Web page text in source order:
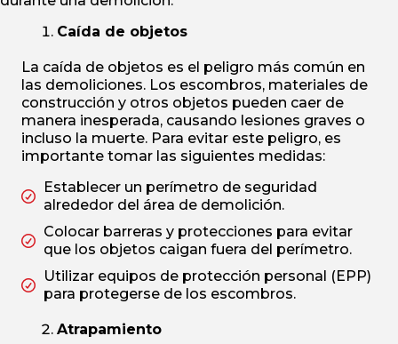
Caída de objetos
La caída de objetos es el peligro más común en
las demoliciones. Los escombros, materiales de
construcción y otros objetos pueden caer de
manera inesperada, causando lesiones graves o
incluso la muerte. Para evitar este peligro, es
importante tomar las siguientes medidas:
Establecer un perímetro de seguridad
alrededor del área de demolición.
Colocar barreras y protecciones para evitar
que los objetos caigan fuera del perímetro.
Utilizar equipos de protección personal (EPP)
para protegerse de los escombros.
Atrapamiento